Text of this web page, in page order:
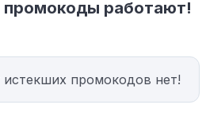
промокоды работают!
промокодов нет!